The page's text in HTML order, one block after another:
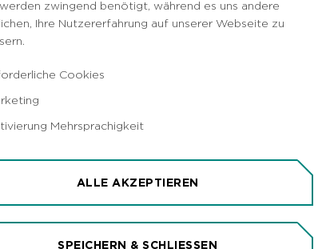
zwingend benötigt, während es uns andere
Ihre Nutzererfahrung auf unserer Webseite zu
Cookies
Mehrsprachigkeit
ALLE AKZEPTIEREN
SPEICHERN & SCHLIESSEN
IN XANTEN:
innovatives
des